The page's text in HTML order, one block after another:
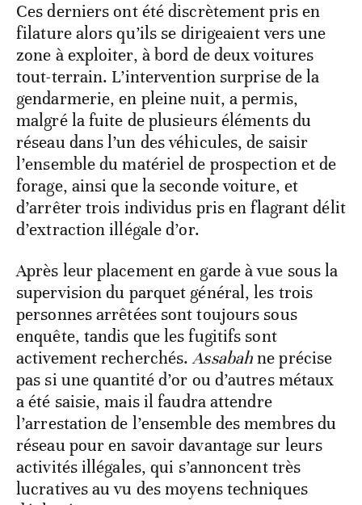
Ces derniers ont été discrètement pris en
filature alors qu’ils se dirigeaient vers une
zone à exploiter, à bord de deux voitures
tout-terrain. L’intervention surprise de la
gendarmerie, en pleine nuit, a permis,
malgré la fuite de plusieurs éléments du
réseau dans l’un des véhicules, de saisir
l’ensemble du matériel de prospection et de
forage, ainsi que la seconde voiture, et
d’arrêter trois individus pris en flagrant délit
d’extraction illégale d’or.
Après leur placement en garde à vue sous la
supervision du parquet général, les trois
personnes arrêtées sont toujours sous
enquête, tandis que les fugitifs sont
activement recherchés.Assabahne précise
pas si une quantité d’or ou d’autres métaux
a été saisie, mais il faudra attendre
l’arrestation de l’ensemble des membres du
réseau pour en savoir davantage sur leurs
activités illégales, qui s’annoncent très
lucratives au vu des moyens techniques